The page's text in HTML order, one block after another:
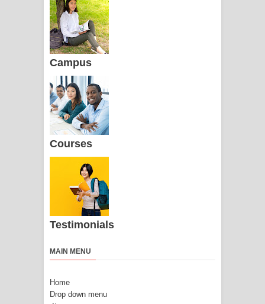
Campus
Courses
Testimonials
MAIN MENU
Home
Drop down menu